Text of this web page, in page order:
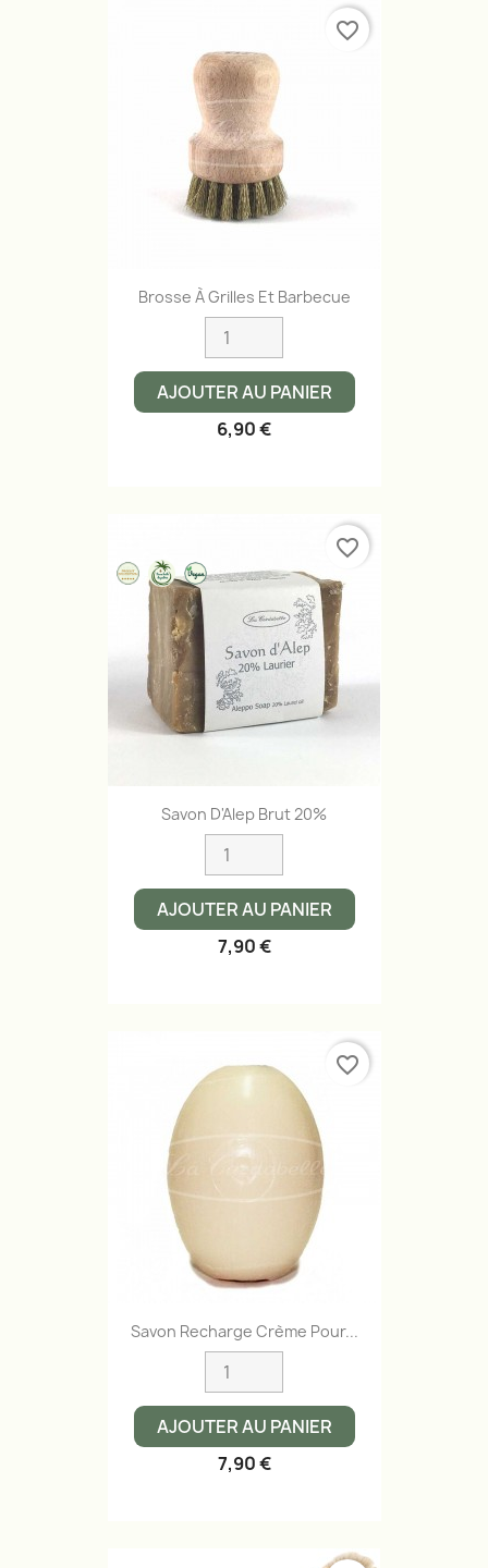
Brosse À Grilles Et Barbecue
AJOUTER AU PANIER
6,90 €
favorite_border
Savon D'Alep Brut 20%
AJOUTER AU PANIER
7,90 €
favorite_border
Savon Recharge Crème Pour...
AJOUTER AU PANIER
7,90 €
favorite_border